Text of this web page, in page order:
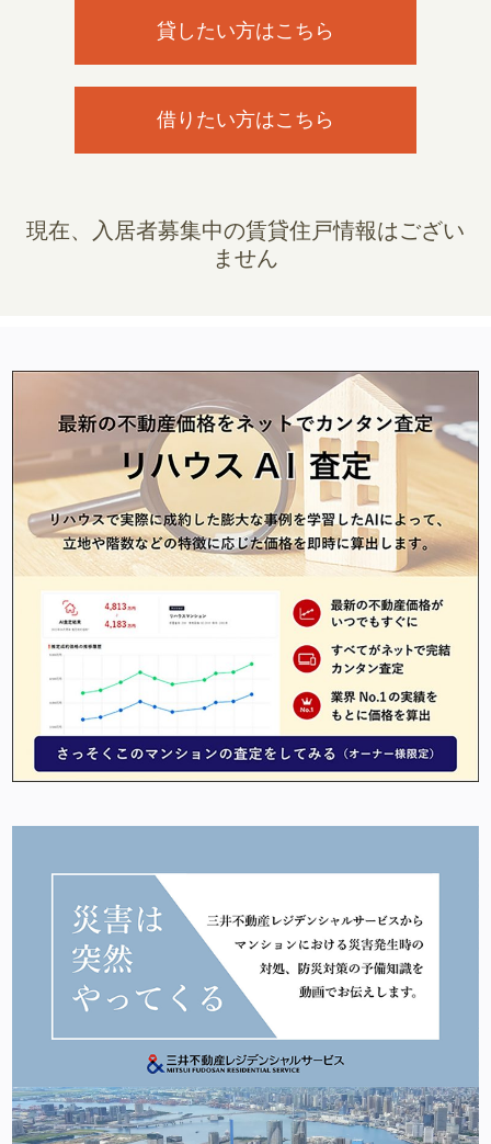
貸したい方はこちら
借りたい方はこちら
現在、入居者募集中の賃貸住戸情報はござい
ません